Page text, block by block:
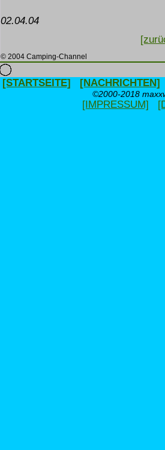
02.04.04
© 2004 Camping-Channel
[STARTSEITE] [NACHRICHTEN]
©2000-2018
[IMPRESSUM]